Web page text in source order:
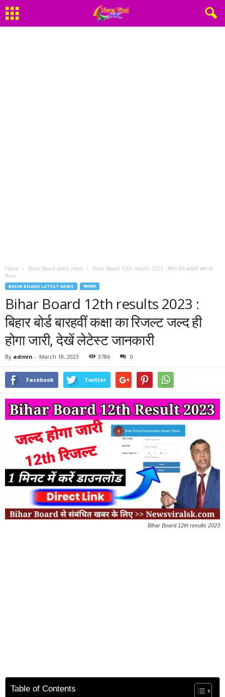
Home Bihar Board latest news
Bihar Board 12th results 2023 : बिहार बोर्ड बारहवीं कक्षा का
रिजल्ट...
BIHAR BOARD LATEST NEWS समाचार
Bihar Board 12th results 2023 :
बिहार बोर्ड बारहवीं कक्षा का रिजल्ट जल्द ही
होगा जारी, देखें लेटेस्ट जानकारी
By admin - March 18, 2023 3786 0
Facebook Twitter
Bihar Board 12th results 2023
Table of Contents